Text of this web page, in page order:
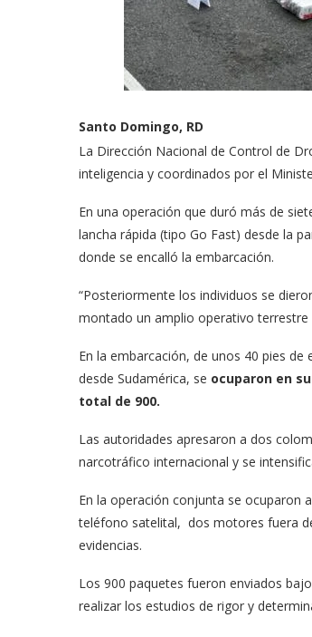
Santo Domingo, RD
La Dirección Nacional de Control de
inteligencia y coordinados por el
En una operación que duró más de
lancha rápida (tipo Go Fast) desde la
donde se encalló la embarcación.
“Posteriormente los individuos se
montado un amplio operativo
En la embarcación, de unos 40 pies
desde Sudamérica, se ocuparon en
total de 900.
Las autoridades apresaron a dos
narcotráfico internacional y se
En la operación conjunta se ocuparon
teléfono satelital, dos motores fuera
evidencias.
Los 900 paquetes fueron enviados
realizar los estudios de rigor y